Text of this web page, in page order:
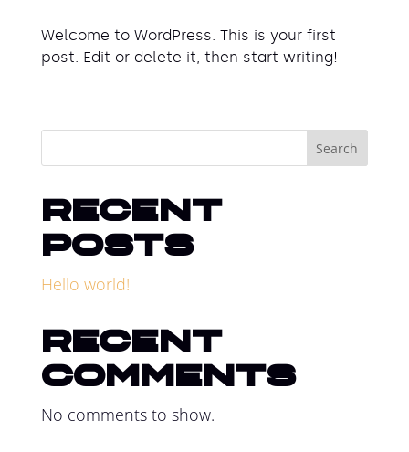
Welcome to WordPress. This is your first
post. Edit or delete it, then start writing!
Search
Recent
Posts
Hello world!
Recent
Comments
No comments to show.